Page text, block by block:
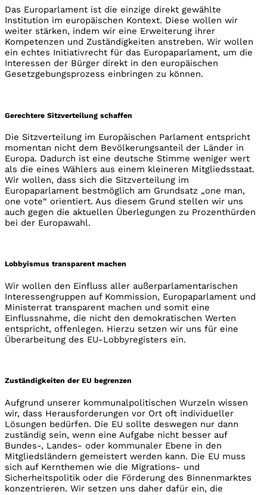
Das Europarlament ist die einzige direkt gewählte
Institution im europäischen Kontext. Diese wollen wir
weiter stärken, indem wir eine Erweiterung ihrer
Kompetenzen und Zuständigkeiten anstreben. Wir wollen
ein echtes Initiativrecht für das Europaparlament, um die
Interessen der Bürger direkt in den europäischen
Gesetzgebungsprozess einbringen zu können.
Gerechtere Sitzverteilung schaffen
Die Sitzverteilung im Europäischen Parlament entspricht
momentan nicht dem Bevölkerungsanteil der Länder in
Europa. Dadurch ist eine deutsche Stimme weniger wert
als die eines Wählers aus einem kleineren Mitgliedsstaat.
Wir wollen, dass sich die Sitzverteilung im
Europaparlament bestmöglich am Grundsatz „one man,
one vote“ orientiert. Aus diesem Grund stellen wir uns
auch gegen die aktuellen Überlegungen zu Prozenthürden
bei der Europawahl.
Lobbyismus transparent machen
Wir wollen den Einfluss aller außerparlamentarischen
Interessengruppen auf Kommission, Europaparlament und
Ministerrat transparent machen und somit eine
Einflussnahme, die nicht den demokratischen Werten
entspricht, offenlegen. Hierzu setzen wir uns für eine
Überarbeitung des EU-Lobbyregisters ein.
Zuständigkeiten der EU begrenzen
Aufgrund unserer kommunalpolitischen Wurzeln wissen
wir, dass Herausforderungen vor Ort oft individueller
Lösungen bedürfen. Die EU sollte deswegen nur dann
zuständig sein, wenn eine Aufgabe nicht besser auf
Bundes-, Landes- oder kommunaler Ebene in den
Mitgliedsländern gemeistert werden kann. Die EU muss
sich auf Kernthemen wie die Migrations- und
Sicherheitspolitik oder die Förderung des Binnenmarktes
konzentrieren. Wir setzen uns daher dafür ein, die